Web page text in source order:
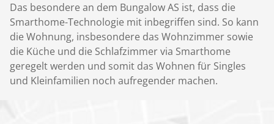
Das besondere an dem Bungalow AS ist, dass die
Smarthome-Technologie mit inbegriffen sind. So kann
die Wohnung, insbesondere das Wohnzimmer sowie
die Küche und die Schlafzimmer via Smarthome
geregelt werden und somit das Wohnen für Singles
und Kleinfamilien noch aufregender machen.